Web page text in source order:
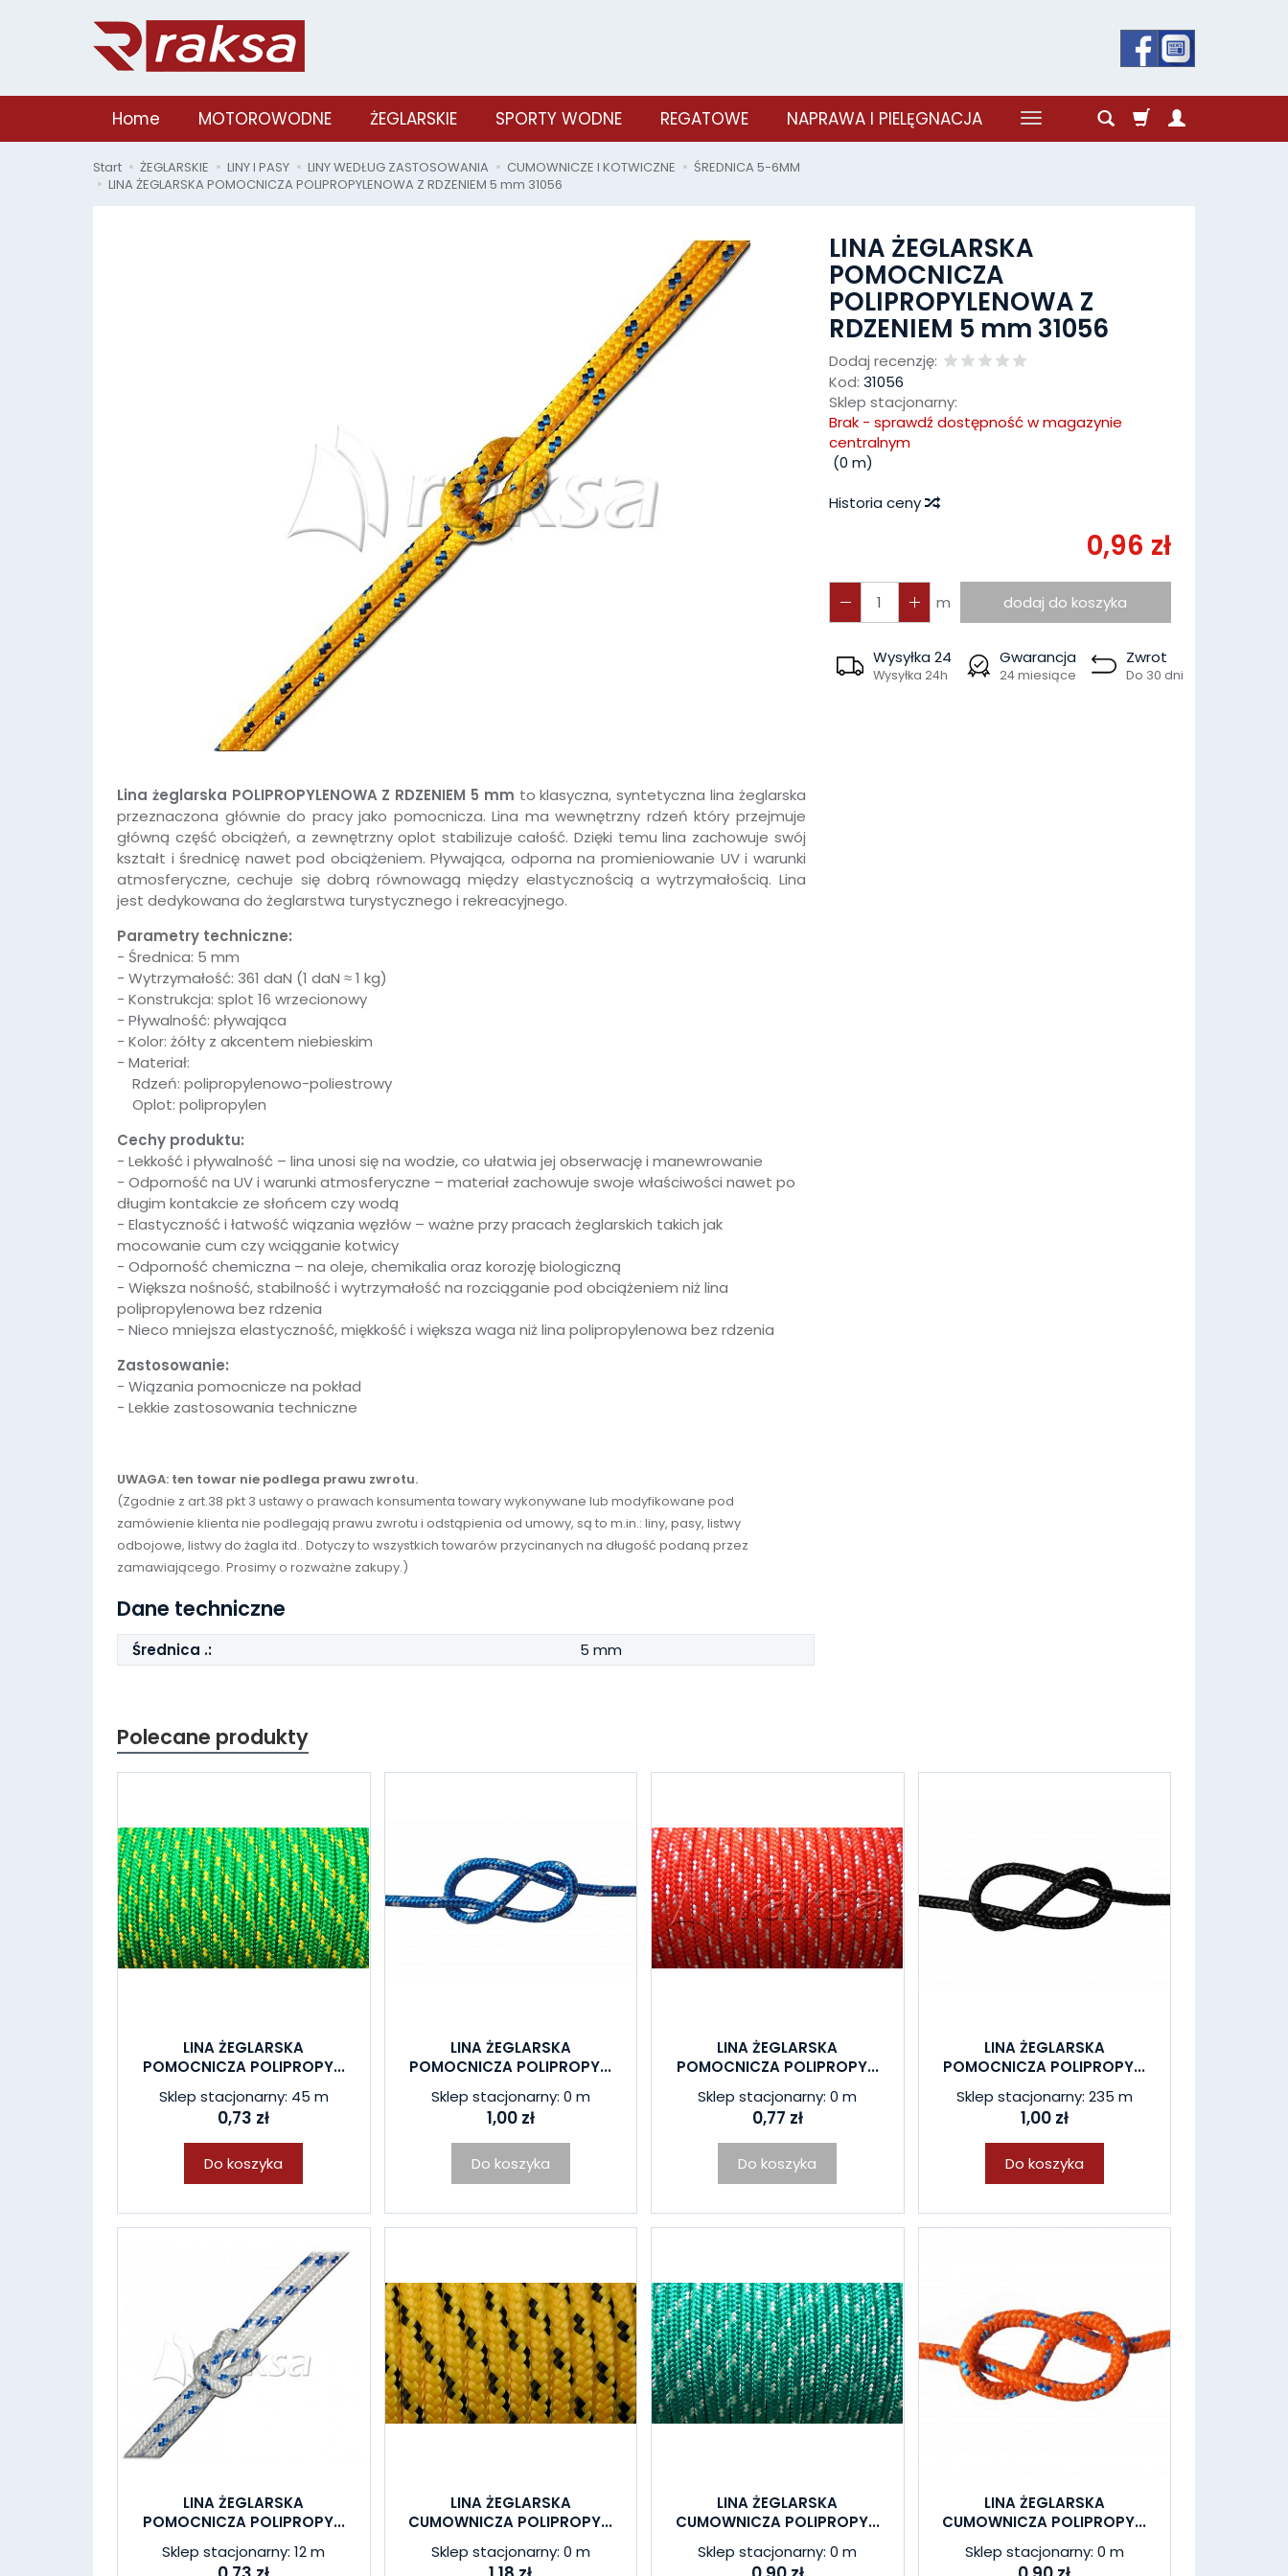
Home MOTOROWODNE ŻEGLARSKIE SPORTY WODNE REGATOWE NAPRAWA I PIELĘGNACJA
Start ŻEGLARSKIE LINY I PASY LINY WEDŁUG ZASTOSOWANIA CUMOWNICZE I KOTWICZNE
ŚREDNICA 5-6MM
LINA ŻEGLARSKA POMOCNICZA POLIPROPYLENOWA Z RDZENIEM 5 mm 31056
LINA ŻEGLARSKA
POMOCNICZA
POLIPROPYLENOWA Z
RDZENIEM 5 mm 31056
Dodaj recenzję:
Kod: 31056
Sklep stacjonarny:
Brak - sprawdź dostępność w magazynie
centralnym
(0 m)
Historia ceny
0,96 zł
m dodaj do koszyka
Wysyłka 24
Wysyłka 24h
Gwarancja
24 miesiące
Zwrot
Do 30 dni
Lina żeglarska POLIPROPYLENOWA Z RDZENIEM 5 mm to klasyczna, syntetyczna lina żeglarska
przeznaczona głównie do pracy jako pomocnicza. Lina ma wewnętrzny rdzeń który przejmuje
główną część obciążeń, a zewnętrzny oplot stabilizuje całość. Dzięki temu lina zachowuje swój
kształt i średnicę nawet pod obciążeniem. Pływająca, odporna na promieniowanie UV i warunki
atmosferyczne, cechuje się dobrą równowagą między elastycznością a wytrzymałością. Lina
jest dedykowana do żeglarstwa turystycznego i rekreacyjnego.
Parametry techniczne:
- Średnica: 5 mm
- Wytrzymałość: 361 daN (1 daN ≈ 1 kg)
- Konstrukcja: splot 16 wrzecionowy
- Pływalność: pływająca
- Kolor: żółty z akcentem niebieskim
- Materiał:
Rdzeń: polipropylenowo-poliestrowy
Oplot: polipropylen
Cechy produktu:
- Lekkość i pływalność – lina unosi się na wodzie, co ułatwia jej obserwację i manewrowanie
- Odporność na UV i warunki atmosferyczne – materiał zachowuje swoje właściwości nawet po
długim kontakcie ze słońcem czy wodą
- Elastyczność i łatwość wiązania węzłów – ważne przy pracach żeglarskich takich jak
mocowanie cum czy wciąganie kotwicy
- Odporność chemiczna – na oleje, chemikalia oraz korozję biologiczną
- Większa nośność, stabilność i wytrzymałość na rozciąganie pod obciążeniem niż lina
polipropylenowa bez rdzenia
- Nieco mniejsza elastyczność, miękkość i większa waga niż lina polipropylenowa bez rdzenia
Zastosowanie:
- Wiązania pomocnicze na pokład
- Lekkie zastosowania techniczne
UWAGA: ten towar nie podlega prawu zwrotu.
(Zgodnie z art.38 pkt 3 ustawy o prawach konsumenta towary wykonywane lub modyfikowane pod
zamówienie klienta nie podlegają prawu zwrotu i odstąpienia od umowy, są to m.in.: liny, pasy, listwy
odbojowe, listwy do żagla itd.. Dotyczy to wszystkich towarów przycinanych na długość podaną przez
zamawiającego. Prosimy o rozważne zakupy.)
Dane techniczne
Średnica .: 5 mm
Polecane produkty
LINA ŻEGLARSKA
POMOCNICZA POLIPROPY...
Sklep stacjonarny: 45 m
0,73 zł
Do koszyka
LINA ŻEGLARSKA
POMOCNICZA POLIPROPY...
Sklep stacjonarny: 0 m
1,00 zł
Do koszyka
LINA ŻEGLARSKA
POMOCNICZA POLIPROPY...
Sklep stacjonarny: 0 m
0,77 zł
Do koszyka
LINA ŻEGLARSKA
POMOCNICZA POLIPROPY...
Sklep stacjonarny: 235 m
1,00 zł
Do koszyka
LINA ŻEGLARSKA
POMOCNICZA POLIPROPY...
Sklep stacjonarny: 12 m
LINA ŻEGLARSKA
CUMOWNICZA POLIPROPY...
Sklep stacjonarny: 0 m
LINA ŻEGLARSKA
CUMOWNICZA POLIPROPY...
Sklep stacjonarny: 0 m
LINA ŻEGLARSKA
CUMOWNICZA POLIPROPY...
Sklep stacjonarny: 0 m